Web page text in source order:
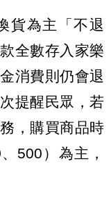
貨為主「不退
全數存入家樂
消費則仍會退
提醒民眾，若
，購買商品時
500）為主，